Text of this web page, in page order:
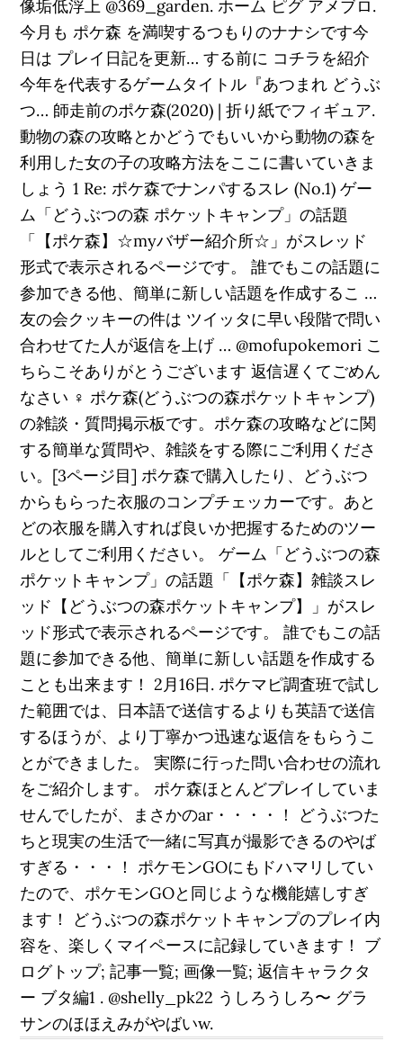
像垢低浮上 @369_garden. ホーム ピグ アメブロ.
今月も ポケ森 を満喫するつもりのナナシです今
日は プレイ日記を更新… する前に コチラを紹介
今年を代表するゲームタイトル『あつまれ どうぶ
つ… 師走前のポケ森(2020) | 折り紙でフィギュア.
動物の森の攻略とかどうでもいいから動物の森を
利用した女の子の攻略方法をここに書いていきま
しょう 1 Re: ポケ森でナンパするスレ (No.1) ゲー
ム「どうぶつの森 ポケットキャンプ」の話題
「【ポケ森】☆myバザー紹介所☆」がスレッド
形式で表示されるページです。 誰でもこの話題に
参加できる他、簡単に新しい話題を作成するこ …
友の会クッキーの件は ツイッタに早い段階で問い
合わせてた人が返信を上げ … @mofupokemori こ
ちらこそありがとうございます 返信遅くてごめん
なさい ‍♀️ ポケ森(どうぶつの森ポケットキャンプ)
の雑談・質問掲示板です。ポケ森の攻略などに関
する簡単な質問や、雑談をする際にご利用くださ
い。[3ページ目] ポケ森で購入したり、どうぶつ
からもらった衣服のコンプチェッカーです。あと
どの衣服を購入すれば良いか把握するためのツー
ルとしてご利用ください。 ゲーム「どうぶつの森
ポケットキャンプ」の話題「【ポケ森】雑談スレ
ッド【どうぶつの森ポケットキャンプ】」がスレ
ッド形式で表示されるページです。 誰でもこの話
題に参加できる他、簡単に新しい話題を作成する
ことも出来ます！ 2月16日. ポケマピ調査班で試し
た範囲では、日本語で送信するよりも英語で送信
するほうが、より丁寧かつ迅速な返信をもらうこ
とができました。 実際に行った問い合わせの流れ
をご紹介します。 ポケ森ほとんどプレイしていま
せんでしたが、まさかのar・・・・！ どうぶつた
ちと現実の生活で一緒に写真が撮影できるのやば
すぎる・・・！ ポケモンGOにもドハマリしてい
たので、ポケモンGOと同じような機能嬉しすぎ
ます！ どうぶつの森ポケットキャンプのプレイ内
容を、楽しくマイペースに記録していきます！ ブ
ログトップ; 記事一覧; 画像一覧; 返信キャラクタ
ー ブタ編1 . @shelly_pk22 うしろうしろ〜 グラ
サンのほほえみがやばいw.